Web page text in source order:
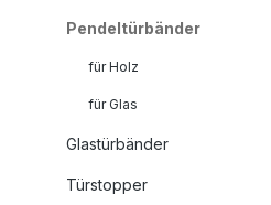
Pendeltürbänder
für Holz
für Glas
Glastürbänder
Türstopper